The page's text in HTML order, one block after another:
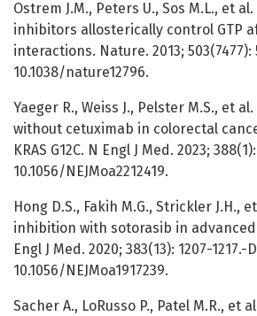
Ostrem J.M., Peters U., Sos M.L., et al.
inhibitors allosterically control GTP
interactions. Nature. 2013; 503(7477):
10.1038/nature12796.
Yaeger R., Weiss J., Pelster M.S., et
without cetuximab in colorectal
KRAS G12C. N Engl J Med. 2023;
10.1056/NEJMoa2212419.
Hong D.S., Fakih M.G., Strickler J.H., et
inhibition with sotorasib in
Engl J Med. 2020; 383(13): 1207-1217.-
10.1056/NEJMoa1917239.
Sacher A., LoRusso P., Patel M.R., et